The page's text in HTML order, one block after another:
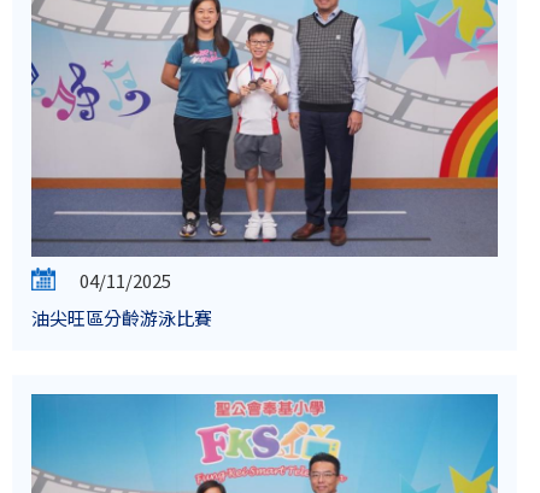
04/11/2025
油尖旺區分齡游泳比賽